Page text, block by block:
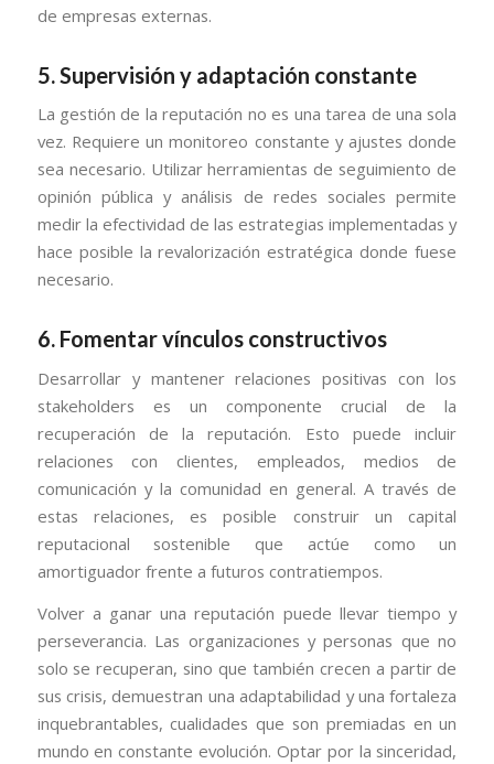
de empresas externas.
5. Supervisión y adaptación constante
La gestión de la reputación no es una tarea de una sola
vez. Requiere un monitoreo constante y ajustes donde
sea necesario. Utilizar herramientas de seguimiento de
opinión pública y análisis de redes sociales permite
medir la efectividad de las estrategias implementadas y
hace posible la revalorización estratégica donde fuese
necesario.
6. Fomentar vínculos constructivos
Desarrollar y mantener relaciones positivas con los
stakeholders es un componente crucial de la
recuperación de la reputación. Esto puede incluir
relaciones con clientes, empleados, medios de
comunicación y la comunidad en general. A través de
estas relaciones, es posible construir un capital
reputacional sostenible que actúe como un
amortiguador frente a futuros contratiempos.
Volver a ganar una reputación puede llevar tiempo y
perseverancia. Las organizaciones y personas que no
solo se recuperan, sino que también crecen a partir de
sus crisis, demuestran una adaptabilidad y una fortaleza
inquebrantables, cualidades que son premiadas en un
mundo en constante evolución. Optar por la sinceridad,